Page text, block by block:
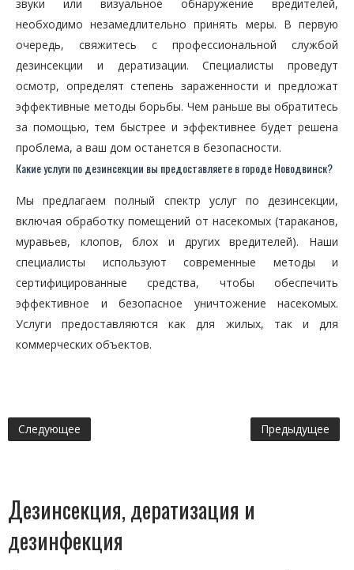
звуки или визуальное обнаружение вредителей,
необходимо незамедлительно принять меры. В первую
очередь, свяжитесь с профессиональной службой
дезинсекции и дератизации. Специалисты проведут
осмотр, определят степень зараженности и предложат
эффективные методы борьбы. Чем раньше вы обратитесь
за помощью, тем быстрее и эффективнее будет решена
проблема, а ваш дом останется в безопасности.
Какие услуги по дезинсекции вы предоставляете в городе Новодвинск?
Мы предлагаем полный спектр услуг по дезинсекции,
включая обработку помещений от насекомых (тараканов,
муравьев, клопов, блох и других вредителей). Наши
специалисты используют современные методы и
сертифицированные средства, чтобы обеспечить
эффективное и безопасное уничтожение насекомых.
Услуги предоставляются как для жилых, так и для
коммерческих объектов.
Следующее Предыдущее
Дезинсекция, дератизация и
дезинфекция